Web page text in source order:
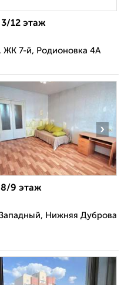
12 этаж
ЖК 7-й, Родионовка 4А
›
8/9 этаж
Нижняя Дуброва